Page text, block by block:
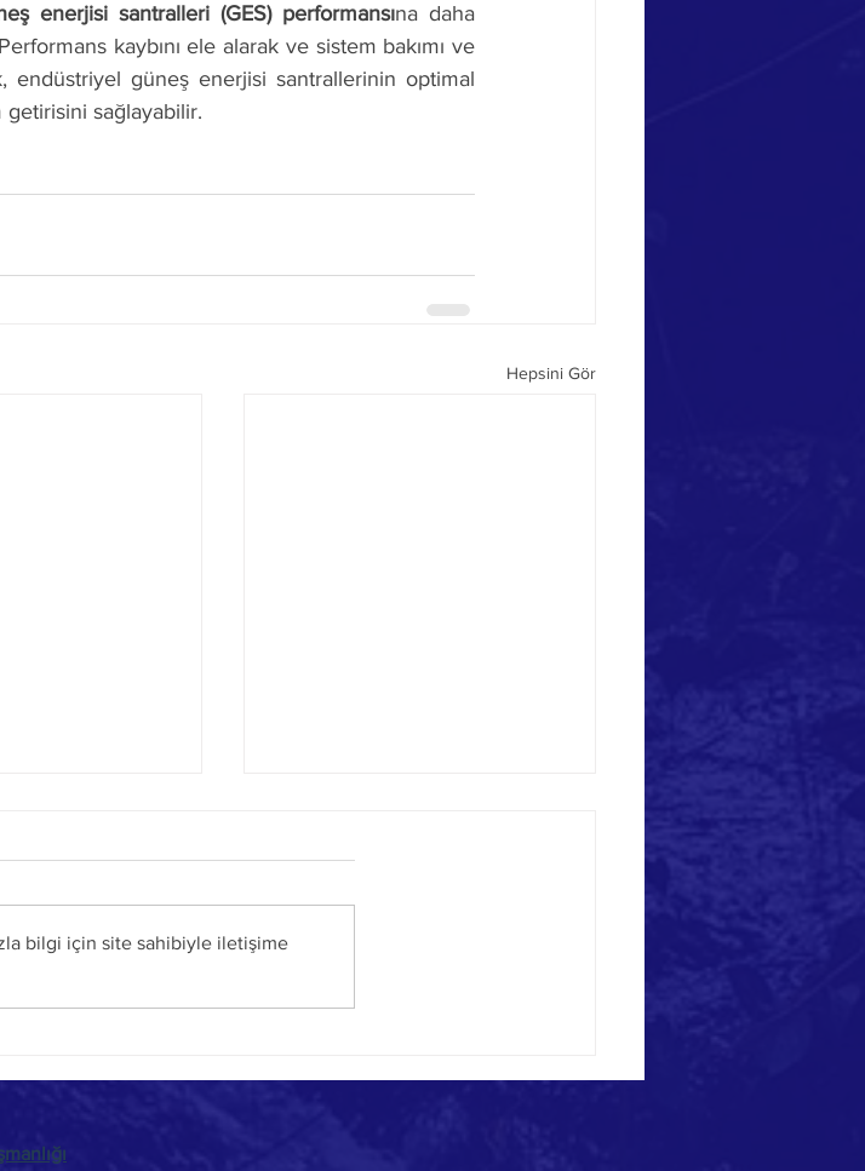
enerjisi santralleri (GES) performansına daha
kaybını ele alarak ve sistem bakımı ve
endüstriyel güneş enerjisi santrallerinin optimal
getirisini sağlayabilir.
Hepsini Gör
Denetim -
Güneş Enerjisi Santrallerinde Denetim -
bilgi için site sahibiyle iletişime